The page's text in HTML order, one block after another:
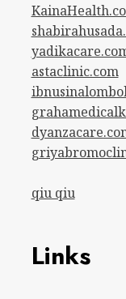
astaclinic.com
qiu qiu
Links